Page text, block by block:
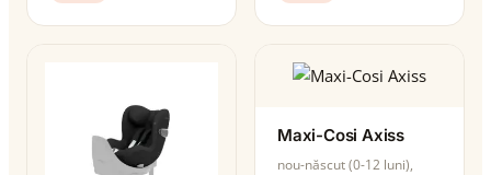
Maxi-Cosi Axiss
nou-născut (0-12 luni),